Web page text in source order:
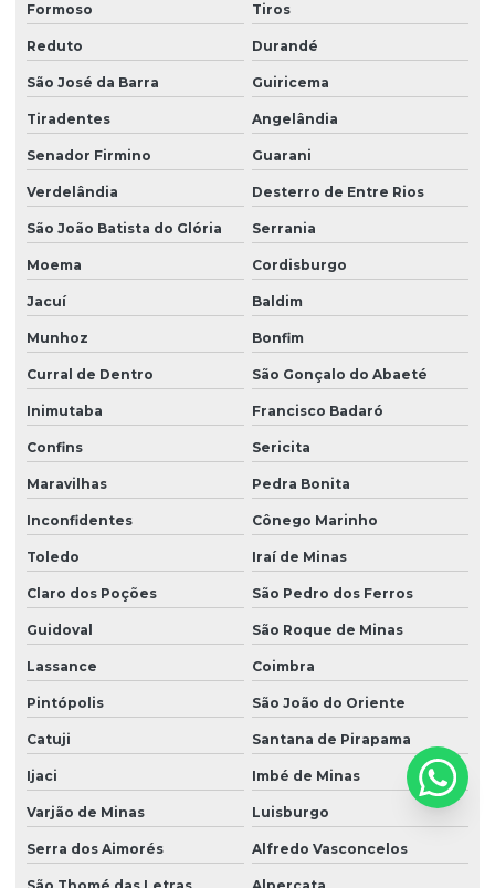
Formoso Tiros
Reduto Durandé
São José da Barra Guiricema
Tiradentes Angelândia
Senador Firmino Guarani
Verdelândia Desterro de Entre Rios
São João Batista do Glória Serrania
Moema Cordisburgo
Jacuí Baldim
Munhoz Bonfim
Curral de Dentro São Gonçalo do Abaeté
Inimutaba Francisco Badaró
Confins Sericita
Maravilhas Pedra Bonita
Inconfidentes Cônego Marinho
Toledo Iraí de Minas
Claro dos Poções São Pedro dos Ferros
Guidoval São Roque de Minas
Lassance Coimbra
Pintópolis São João do Oriente
Catuji Santana de Pirapama
Ijaci Imbé de Minas
Varjão de Minas Luisburgo
Serra dos Aimorés Alfredo Vasconcelos